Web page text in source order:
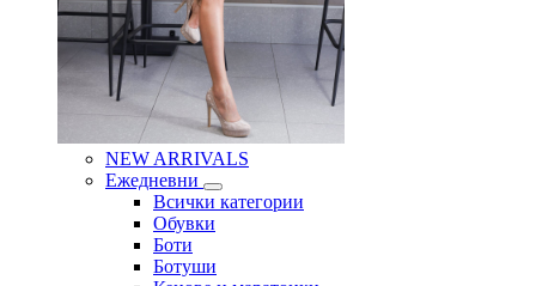
NEW ARRIVALS
Ежедневни
Всички категории
Обувки
Боти
Ботуши